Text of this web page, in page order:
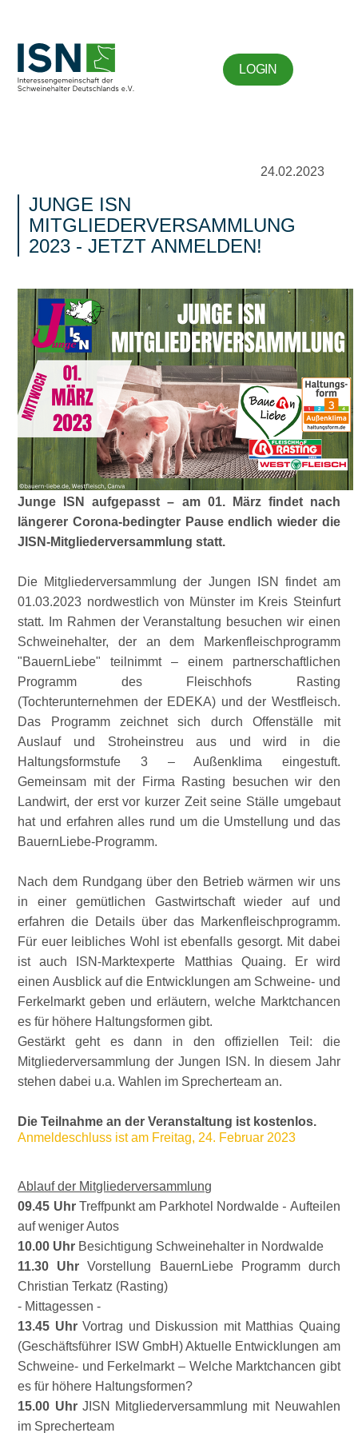
LOGIN
24.02.2023
JUNGE ISN
MITGLIEDERVERSAMMLUNG
2023 - JETZT ANMELDEN!
Junge ISN aufgepasst – am 01. März findet nach
längerer Corona-bedingter Pause endlich wieder die
JISN-Mitgliederversammlung statt.
Die Mitgliederversammlung der Jungen ISN findet am
01.03.2023 nordwestlich von Münster im Kreis Steinfurt
statt. Im Rahmen der Veranstaltung besuchen wir einen
Schweinehalter, der an dem Markenfleischprogramm
BauernLiebe
teilnimmt – einem partnerschaftlichen
Programm des Fleischhofs Rasting
(Tochterunternehmen der EDEKA) und der Westfleisch.
Das Programm zeichnet sich durch Offenställe mit
Auslauf und Stroheinstreu aus und wird in die
Haltungsformstufe 3 – Außenklima eingestuft.
Gemeinsam mit der Firma Rasting besuchen wir den
Landwirt, der erst vor kurzer Zeit seine Ställe umgebaut
hat und erfahren alles rund um die Umstellung und das
BauernLiebe-Programm.
Nach dem Rundgang über den Betrieb wärmen wir uns
in einer gemütlichen Gastwirtschaft wieder auf und
erfahren die Details über das Markenfleischprogramm.
Für euer leibliches Wohl ist ebenfalls gesorgt. Mit dabei
ist auch ISN-Marktexperte Matthias Quaing. Er wird
einen Ausblick auf die Entwicklungen am Schweine- und
Ferkelmarkt geben und erläutern, welche Marktchancen
es für höhere Haltungsformen gibt.
Gestärkt geht es dann in den offiziellen Teil: die
Mitgliederversammlung der Jungen ISN. In diesem Jahr
stehen dabei u.a. Wahlen im Sprecherteam an.
Die Teilnahme an der Veranstaltung ist kostenlos.
Anmeldeschluss ist am Freitag, 24. Februar 2023
Ablauf der Mitgliederversammlung
09.45 UhrTreffpunkt am Parkhotel Nordwalde - Aufteilen
auf weniger Autos
10.00 Uhr Besichtigung Schweinehalter in Nordwalde
11.30 Uhr Vorstellung BauernLiebe Programm durch
Christian Terkatz (Rasting)
- Mittagessen -
13.45 UhrVortrag und Diskussion mit Matthias Quaing
(Geschäftsführer ISW GmbH) Aktuelle Entwicklungen am
Schweine- und Ferkelmarkt – Welche Marktchancen gibt
es für höhere Haltungsformen?
15.00 UhrJISN Mitgliederversammlung mit Neuwahlen
im Sprecherteam